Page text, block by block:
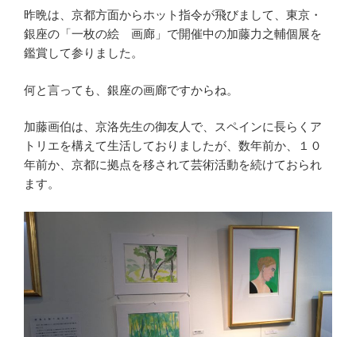
昨晩は、京都方面からホット指令が飛びまして、東京・
銀座の「一枚の絵 画廊」で開催中の加藤力之輔個展を
鑑賞して参りました。
何と言っても、銀座の画廊ですからね。
加藤画伯は、京洛先生の御友人で、スペインに長らくア
トリエを構えて生活しておりましたが、数年前か、１０
年前か、京都に拠点を移されて芸術活動を続けておられ
ます。